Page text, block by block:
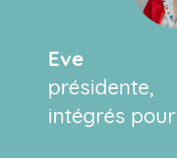
Eve
intégrés